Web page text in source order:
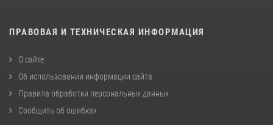
ПРАВОВАЯ И ТЕХНИЧЕСКАЯ ИНФОРМАЦИЯ
О сайте
Об использовании информации сайта
Правила обработки персональных данных
Сообщить об ошибках